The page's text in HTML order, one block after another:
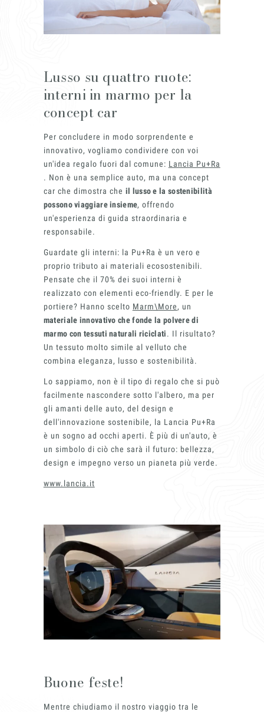
Lusso su quattro ruote:
interni in marmo per la
concept car
Per concludere in modo sorprendente e
innovativo, vogliamo condividere con voi
un'idea regalo fuori dal comune: Lancia Pu+Ra
. Non è una semplice auto, ma una concept
car che dimostra che il lusso e la sostenibilità
possono viaggiare insieme, offrendo
un'esperienza di guida straordinaria e
responsabile.
Guardate gli interni: la Pu+Ra è un vero e
proprio tributo ai materiali ecosostenibili.
Pensate che il 70% dei suoi interni è
realizzato con elementi eco-friendly. E per le
portiere? Hanno scelto Marm\More, un
materiale innovativo che fonde la polvere di
marmo con tessuti naturali riciclati. Il risultato?
Un tessuto molto simile al velluto che
combina eleganza, lusso e sostenibilità.
Lo sappiamo, non è il tipo di regalo che si può
facilmente nascondere sotto l'albero, ma per
gli amanti delle auto, del design e
dell'innovazione sostenibile, la Lancia Pu+Ra
è un sogno ad occhi aperti. È più di un'auto, è
un simbolo di ciò che sarà il futuro: bellezza,
design e impegno verso un pianeta più verde.
www.lancia.it
Buone feste!
Mentre chiudiamo il nostro viaggio tra le